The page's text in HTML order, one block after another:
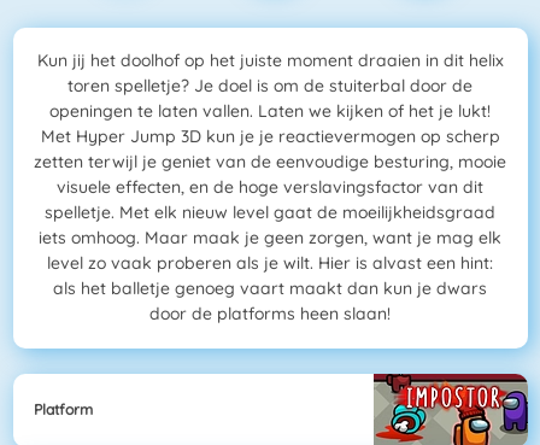
Kun jij het doolhof op het juiste moment draaien in dit helix
toren spelletje? Je doel is om de stuiterbal door de
openingen te laten vallen. Laten we kijken of het je lukt!
Met Hyper Jump 3D kun je je reactievermogen op scherp
zetten terwijl je geniet van de eenvoudige besturing, mooie
visuele effecten, en de hoge verslavingsfactor van dit
spelletje. Met elk nieuw level gaat de moeilijkheidsgraad
iets omhoog. Maar maak je geen zorgen, want je mag elk
level zo vaak proberen als je wilt. Hier is alvast een hint:
als het balletje genoeg vaart maakt dan kun je dwars
door de platforms heen slaan!
Platform